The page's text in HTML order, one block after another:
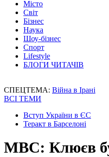
Місто
Світ
Бізнес
Наука
Шоу-бізнес
Спорт
Lifestyle
БЛОГИ ЧИТАЧІВ
СПЕЦТЕМА: Війна в Ірані
ВСІ ТЕМИ
Вступ України в ЄС
Теракт в Барселоні
МВС: Клюєв